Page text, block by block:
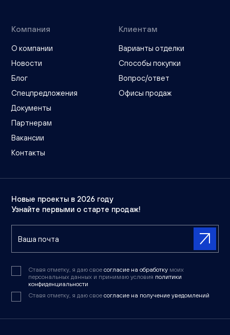
Компания
О компании
Новости
Блог
Спецпредложения
Документы
Партнерам
Вакансии
Контакты
Клиентам
Варианты отделки
Способы покупки
Вопрос/ответ
Офисы продаж
Новые проекты в 2026 году
Узнайте первыми о старте продаж!
Ставя отметку, я даю свое согласие на обработку моих
персональных данных и принимаю условия политики
конфиденциальности
Ставя отметку, я даю свое согласие на получение уведомлений